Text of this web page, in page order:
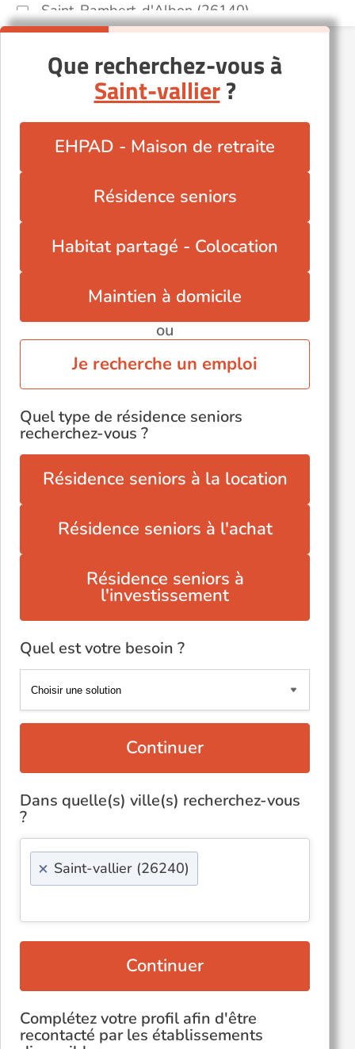
Saint-Rambert-d'Albon (26140)
Tulette (26790)
Valence (26000)
Que recherchez-vous à
Saint-vallier?
EHPAD - Maison de retraite
Résidence seniors
Habitat partagé - Colocation
Maintien à domicile
ou
Je recherche un emploi
Quel type de résidence seniors
recherchez-vous ?
Résidence seniors à la location
Résidence seniors à l'achat
Résidence seniors à
l'investissement
Quel est votre besoin ?
Continuer
Dans quelle(s) ville(s) recherchez-vous
?
× Saint-vallier (26240)
Continuer
Complétez votre profil afin d'être
recontacté par les établissements